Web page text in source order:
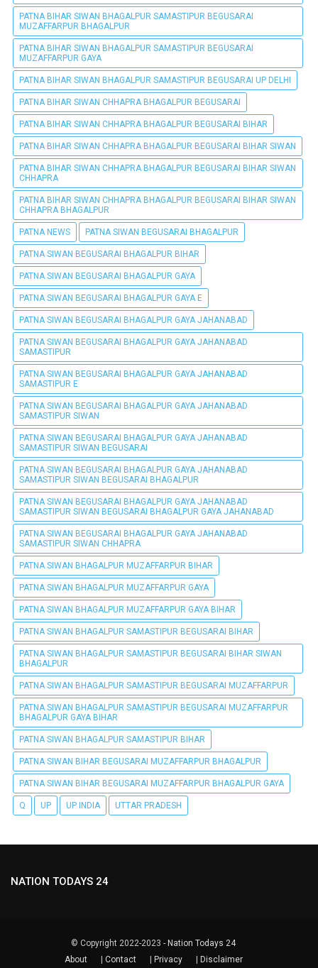
PATNA BIHAR SIWAN BHAGALPUR SAMASTIPUR BEGUSARAI
MUZAFFARPUR BHAGALPUR
PATNA BIHAR SIWAN BHAGALPUR SAMASTIPUR BEGUSARAI
MUZAFFARPUR GAYA
PATNA BIHAR SIWAN BHAGALPUR SAMASTIPUR BEGUSARAI UP DELHI
PATNA BIHAR SIWAN CHHAPRA BHAGALPUR BEGUSARAI
PATNA BIHAR SIWAN CHHAPRA BHAGALPUR BEGUSARAI BIHAR
PATNA BIHAR SIWAN CHHAPRA BHAGALPUR BEGUSARAI BIHAR SIWAN
PATNA BIHAR SIWAN CHHAPRA BHAGALPUR BEGUSARAI BIHAR SIWAN
CHHAPRA
PATNA BIHAR SIWAN CHHAPRA BHAGALPUR BEGUSARAI BIHAR SIWAN
CHHAPRA BHAGALPUR
PATNA NEWS PATNA SIWAN BEGUSARAI BHAGALPUR
PATNA SIWAN BEGUSARAI BHAGALPUR BIHAR
PATNA SIWAN BEGUSARAI BHAGALPUR GAYA
PATNA SIWAN BEGUSARAI BHAGALPUR GAYA E
PATNA SIWAN BEGUSARAI BHAGALPUR GAYA JAHANABAD
PATNA SIWAN BEGUSARAI BHAGALPUR GAYA JAHANABAD
SAMASTIPUR
PATNA SIWAN BEGUSARAI BHAGALPUR GAYA JAHANABAD
SAMASTIPUR E
PATNA SIWAN BEGUSARAI BHAGALPUR GAYA JAHANABAD
SAMASTIPUR SIWAN
PATNA SIWAN BEGUSARAI BHAGALPUR GAYA JAHANABAD
SAMASTIPUR SIWAN BEGUSARAI
PATNA SIWAN BEGUSARAI BHAGALPUR GAYA JAHANABAD
SAMASTIPUR SIWAN BEGUSARAI BHAGALPUR
PATNA SIWAN BEGUSARAI BHAGALPUR GAYA JAHANABAD
SAMASTIPUR SIWAN BEGUSARAI BHAGALPUR GAYA JAHANABAD
PATNA SIWAN BEGUSARAI BHAGALPUR GAYA JAHANABAD
SAMASTIPUR SIWAN CHHAPRA
PATNA SIWAN BHAGALPUR MUZAFFARPUR BIHAR
PATNA SIWAN BHAGALPUR MUZAFFARPUR GAYA
PATNA SIWAN BHAGALPUR MUZAFFARPUR GAYA BIHAR
PATNA SIWAN BHAGALPUR SAMASTIPUR BEGUSARAI BIHAR
PATNA SIWAN BHAGALPUR SAMASTIPUR BEGUSARAI BIHAR SIWAN
BHAGALPUR
PATNA SIWAN BHAGALPUR SAMASTIPUR BEGUSARAI MUZAFFARPUR
PATNA SIWAN BHAGALPUR SAMASTIPUR BEGUSARAI MUZAFFARPUR
BHAGALPUR GAYA BIHAR
PATNA SIWAN BHAGALPUR SAMASTIPUR BIHAR
PATNA SIWAN BIHAR BEGUSARAI MUZAFFARPUR BHAGALPUR
PATNA SIWAN BIHAR BEGUSARAI MUZAFFARPUR BHAGALPUR GAYA
Q UP UP INDIA UTTAR PRADESH
NATION TODAYS 24
© Copyright 2022-2023 - Nation Todays 24
About
| Contact | Privacy | Disclaimer